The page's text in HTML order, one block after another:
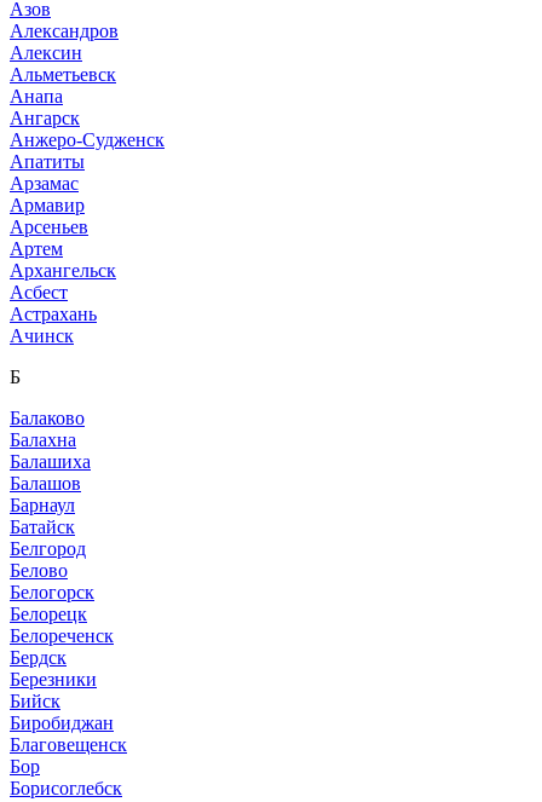
Азов
Александров
Алексин
Альметьевск
Анапа
Ангарск
Анжеро-Судженск
Апатиты
Арзамас
Армавир
Арсеньев
Артем
Архангельск
Асбест
Астрахань
Ачинск
Б
Балаково
Балахна
Балашиха
Балашов
Барнаул
Батайск
Белгород
Белово
Белогорск
Белорецк
Белореченск
Бердск
Березники
Бийск
Биробиджан
Благовещенск
Бор
Борисоглебск